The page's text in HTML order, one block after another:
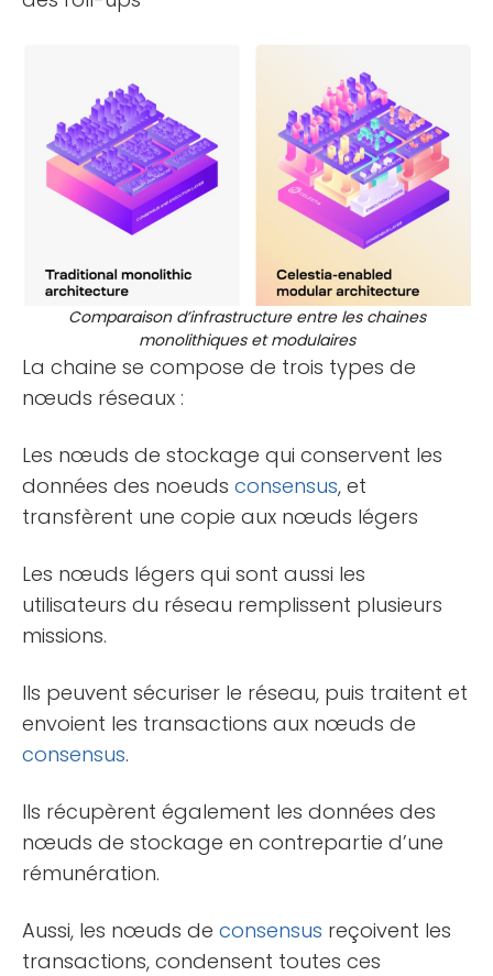
Comparaison d’infrastructure entre les chaines
monolithiques et modulaires
La chaine se compose de trois types de
nœuds réseaux :
Les nœuds de stockage qui conservent les
données des noeuds consensus, et
transfèrent une copie aux nœuds légers
Les nœuds légers qui sont aussi les
utilisateurs du réseau remplissent plusieurs
missions.
Ils peuvent sécuriser le réseau, puis traitent et
envoient les transactions aux nœuds de
consensus.
Ils récupèrent également les données des
nœuds de stockage en contrepartie d’une
rémunération.
Aussi, les nœuds de consensus reçoivent les
transactions, condensent toutes ces